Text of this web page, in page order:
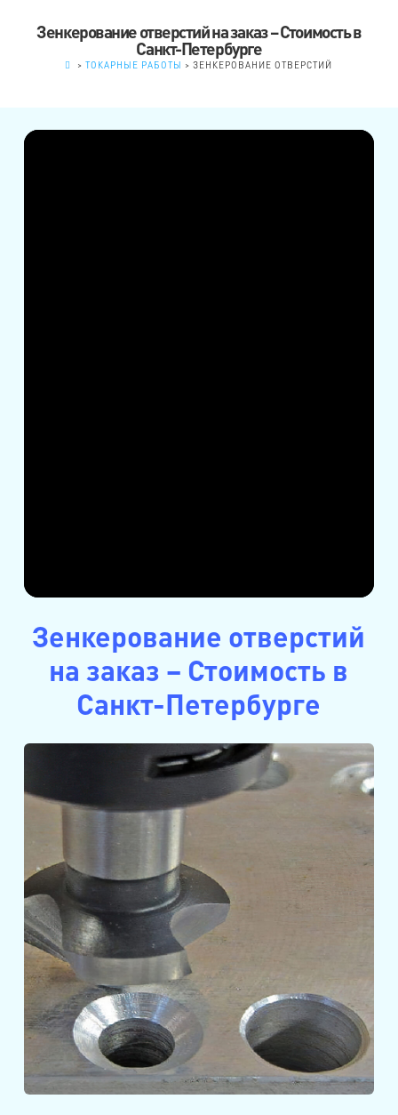
Зенкерование отверстий на заказ – Стоимость в
Санкт-Петербурге
>ТОКАРНЫЕ РАБОТЫ >ЗЕНКЕРОВАНИЕ ОТВЕРСТИЙ
Зенкерование отверстий
на заказ – Стоимость в
Санкт-Петербурге